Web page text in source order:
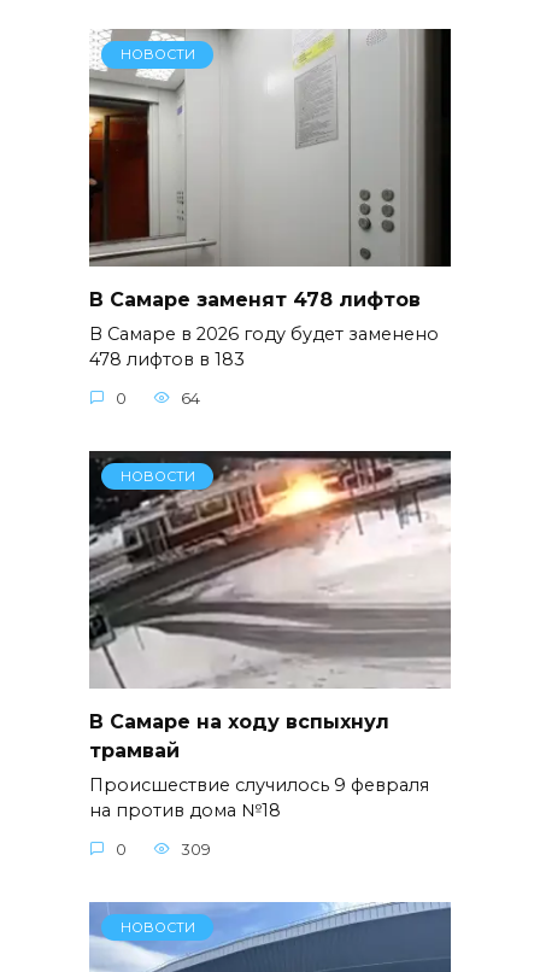
НОВОСТИ
В Самаре заменят 478 лифтов
В Самаре в 2026 году будет заменено
478 лифтов в 183
0 64
НОВОСТИ
В Самаре на ходу вспыхнул
трамвай
Происшествие случилось 9 февраля
на против дома №18
0 309
НОВОСТИ